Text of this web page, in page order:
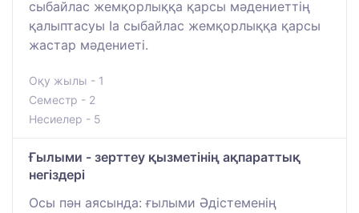
сыбайлас жемқорлыққа қарсы мәдениеттің
қалыптасуы Ia сыбайлас жемқорлыққа қарсы
жастар мәдениеті.
Оқу жылы - 1
Семестр - 2
Несиелер - 5
Ғылыми - зерттеу қызметінің ақпараттық
негіздері
Осы пән аясында: ғылыми Әдістеменің